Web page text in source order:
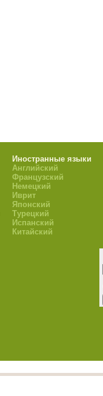
Иностранные языки
Английский
Французский
Немецкий
Иврит
Японский
Турецкий
Испанский
Китайский